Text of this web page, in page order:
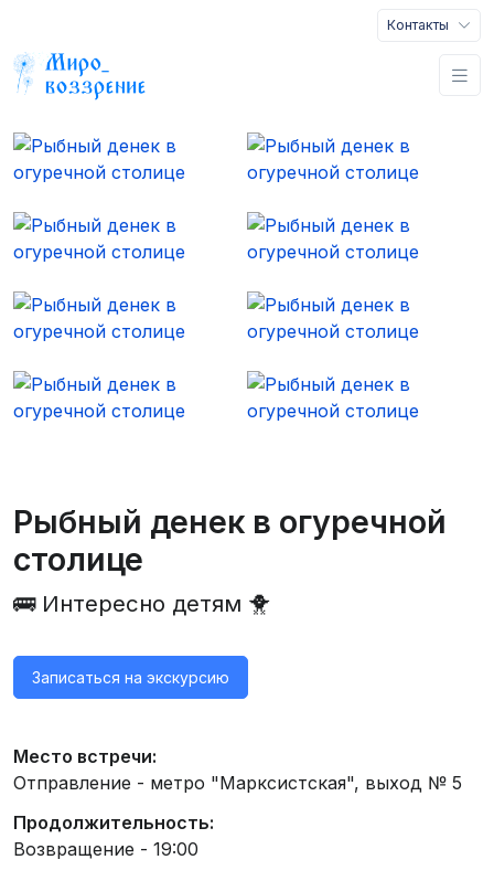
Контакты
Рыбный денек в огуречной
столице
🚌 Интересно детям 🐥
Записаться на экскурсию
Место встречи:
Отправление - метро "Марксистская", выход № 5
Продолжительность:
Возвращение - 19:00